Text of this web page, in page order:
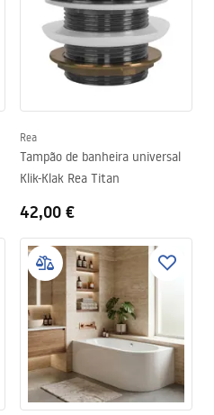
Rea
Tampão de banheira universal
Klik-Klak Rea Titan
42,00 €